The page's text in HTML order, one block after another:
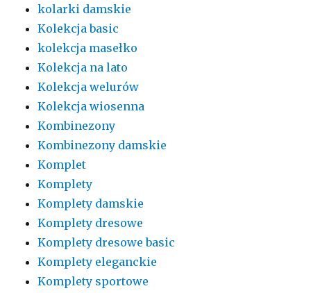
kolarki damskie
Kolekcja basic
kolekcja masełko
Kolekcja na lato
Kolekcja welurów
Kolekcja wiosenna
Kombinezony
Kombinezony damskie
Komplet
Komplety
Komplety damskie
Komplety dresowe
Komplety dresowe basic
Komplety eleganckie
Komplety sportowe